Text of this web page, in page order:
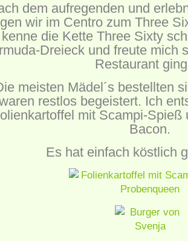
dem aufregenden und
wir im Centro zum Three
kenne die Kette Three Sixty
Dreieck und freute mich
Restaurant
meisten Mädel´s bestellten
restlos begeistert. Ich
mit Scampi-Spieß
Bacon.
Es hat einfach köstlich